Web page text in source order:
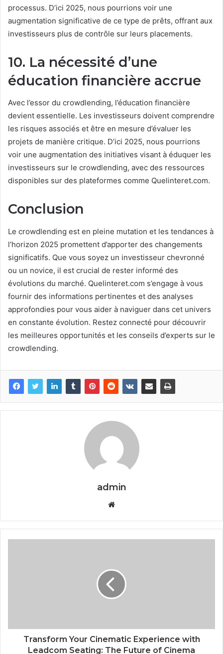
processus. D’ici 2025, nous pourrions voir une
augmentation significative de ce type de prêts, offrant aux
investisseurs plus de contrôle sur leurs placements.
10. La nécessité d’une
éducation financière accrue
Avec l’essor du crowdlending, l’éducation financière
devient essentielle. Les investisseurs doivent comprendre
les risques associés et être en mesure d’évaluer les
projets de manière critique. D’ici 2025, nous pourrions
voir une augmentation des initiatives visant à éduquer les
investisseurs sur le crowdlending, avec des ressources
disponibles sur des plateformes comme Quelinteret.com.
Conclusion
Le crowdlending est en pleine mutation et les tendances à
l’horizon 2025 promettent d’apporter des changements
significatifs. Que vous soyez un investisseur chevronné
ou un novice, il est crucial de rester informé des
évolutions du marché. Quelinteret.com s’engage à vous
fournir des informations pertinentes et des analyses
approfondies pour vous aider à naviguer dans cet univers
en constante évolution. Restez connecté pour découvrir
les meilleures opportunités et les conseils d’experts sur le
crowdlending.
admin
Website
Transform Your Cinematic Experience with
Leadcom Seating: The Future of Cinema